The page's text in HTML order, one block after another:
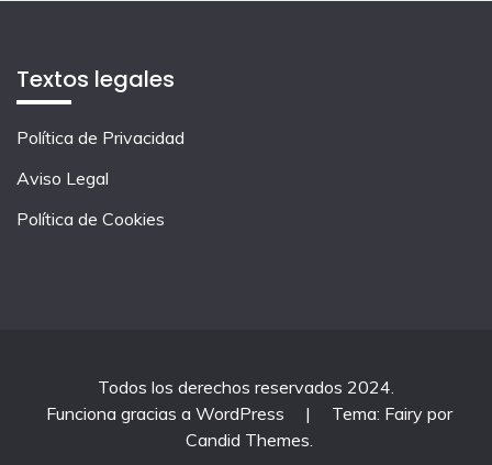
Textos legales
Política de Privacidad
Aviso Legal
Política de Cookies
Todos los derechos reservados 2024.
Funciona gracias a WordPress
|
Tema: Fairy por
Candid Themes